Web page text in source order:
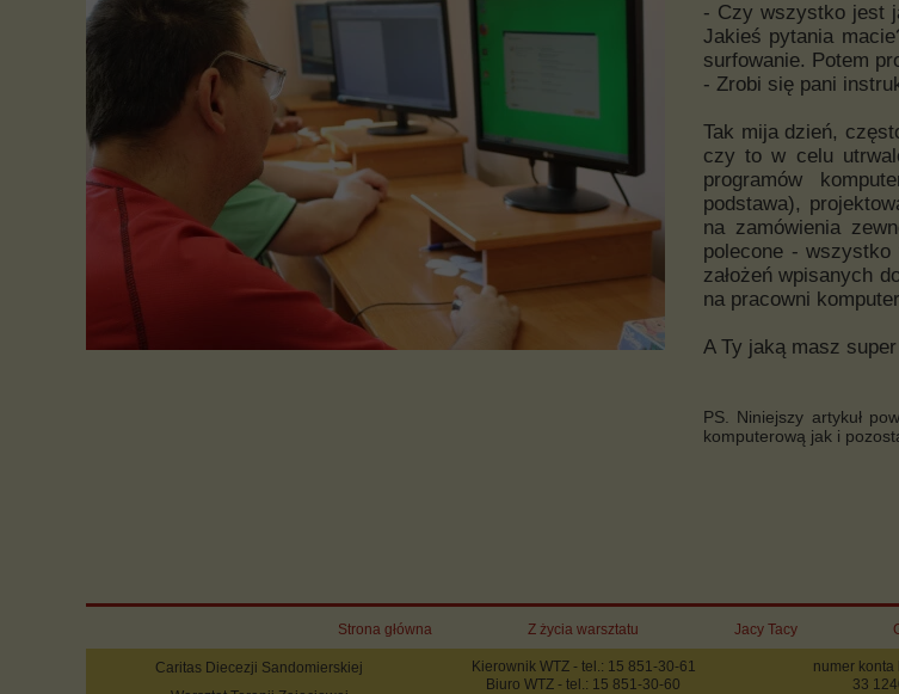
- Czy wszystko jest
Jakieś pytania
surfowanie. Potem
- Zrobi się pani
Tak mija dzień,
czy to w celu
programów
podstawa),
na zamówienia
polecone -
założeń wpisanych
na pracowni
A Ty jaką masz
PS. Niniejszy artykuł
komputerową jak i
Strona główna Z życia warsztatu Jacy Tacy
Kierownik WTZ - tel.: 15 851-30-61
Biuro WTZ - tel.: 15 851-30-60
Caritas Diecezji Sandomierskiej
numer konta
33